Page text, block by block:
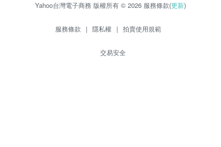
Yahoo台灣電子商務 版權所有 © 2026 服務條款(更新)
服務條款 | 隱私權 | 拍賣使用規範
交易安全